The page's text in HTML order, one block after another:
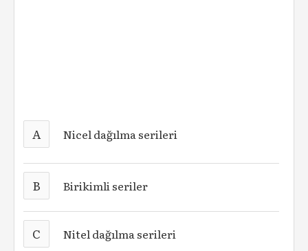
A Nicel dağılma serileri
B Birikimli seriler
C Nitel dağılma serileri